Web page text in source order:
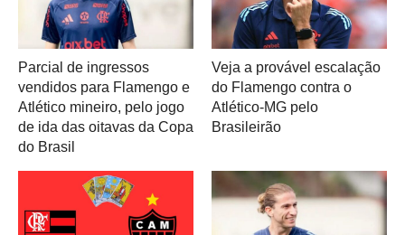
Parcial de ingressos
vendidos para Flamengo e
Atlético mineiro, pelo jogo
de ida das oitavas da Copa
do Brasil
Veja a provável escalação
do Flamengo contra o
Atlético-MG pelo
Brasileirão